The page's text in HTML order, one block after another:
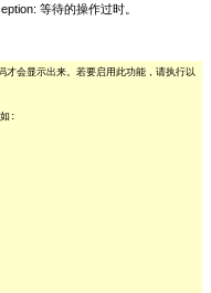
等待的操作过时。
才会显示出来。若要启用此功能，请执行以
: